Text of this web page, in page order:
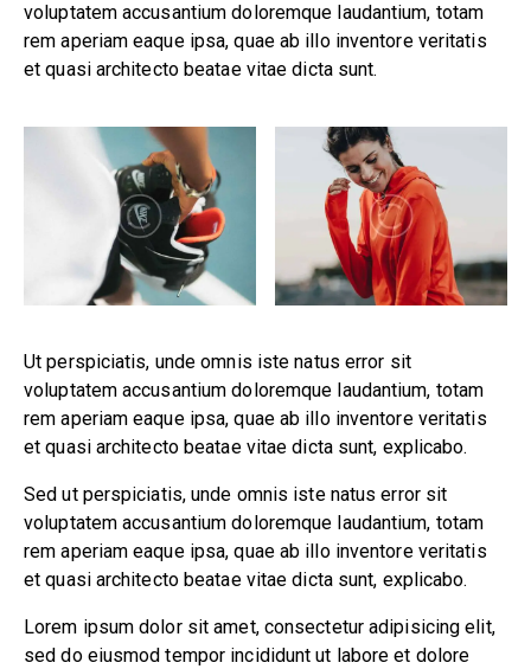
voluptatem accusantium doloremque laudantium, totam
rem aperiam eaque ipsa, quae ab illo inventore veritatis
et quasi architecto beatae vitae dicta sunt.
Ut perspiciatis, unde omnis iste natus error sit
voluptatem accusantium doloremque laudantium, totam
rem aperiam eaque ipsa, quae ab illo inventore veritatis
et quasi architecto beatae vitae dicta sunt, explicabo.
Sed ut perspiciatis, unde omnis iste natus error sit
voluptatem accusantium doloremque laudantium, totam
rem aperiam eaque ipsa, quae ab illo inventore veritatis
et quasi architecto beatae vitae dicta sunt, explicabo.
Lorem ipsum dolor sit amet, consectetur adipisicing elit,
sed do eiusmod tempor incididunt ut labore et dolore